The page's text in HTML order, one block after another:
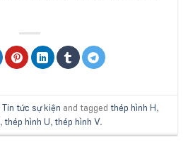
Tin tức sự kiện and tagged thép hình H,
,thép hình U,thép hình V.